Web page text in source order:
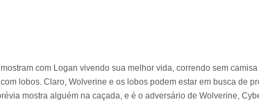
com Logan vivendo sua melhor vida, correndo sem
lobos. Claro, Wolverine e os lobos podem estar em busca de
mostra alguém na caçada, e é o adversário de Wolverine,